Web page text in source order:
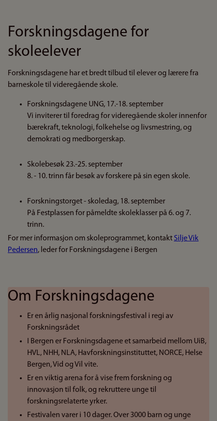
Forskningsdagene for
skoleelever
Forskningsdagene har et bredt tilbud til elever og lærere fra
barneskole til videregående skole.
Forskningsdagene UNG, 17.-18. september
Vi inviterer til foredrag for videregående skoler innenfor
bærekraft, teknologi, folkehelse og livsmestring, og
demokrati og medborgerskap.
Skolebesøk 23.-25. september
8. - 10. trinn får besøk av forskere på sin egen skole.
Forskningstorget - skoledag, 18. september
På Festplassen for påmeldte skoleklasser på 6. og 7.
trinn.
For mer informasjon om skoleprogrammet, kontakt Silje Vik
Pedersen, leder for Forskningsdagene i Bergen
Om Forskningsdagene
Er en årlig nasjonal forskningsfestival i regi av
Forskningsrådet
I Bergen er Forskningsdagene et samarbeid mellom UiB,
HVL, NHH, NLA, Havforskningsinstituttet, NORCE, Helse
Bergen, Vid og Vil vite.
Er en viktig arena for å vise frem forskning og
innovasjon til folk, og rekruttere unge til
forskningsrelaterte yrker.
Festivalen varer i 10 dager. Over 3000 barn og unge